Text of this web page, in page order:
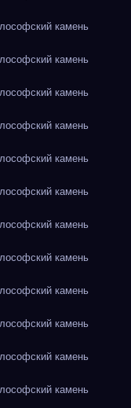
камень
камень
камень
камень
камень
камень
камень
камень
камень
камень
камень
камень